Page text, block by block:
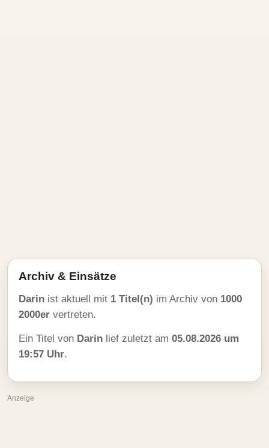
Archiv & Einsätze
Darin ist aktuell mit 1 Titel(n) im Archiv von 1000
2000er vertreten.
Ein Titel von Darin lief zuletzt am 05.08.2026 um
19:57 Uhr.
Anzeige